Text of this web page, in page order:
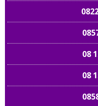
089 661
08
08